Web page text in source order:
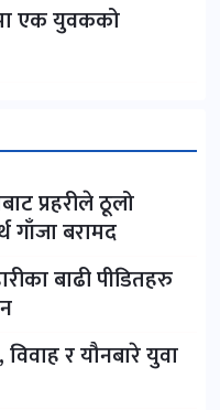
एक युवकको
प्रहरीले ठूलो
गाँजा बरामद
बाढी पीडितहरु
विवाह र यौनबारे युवा